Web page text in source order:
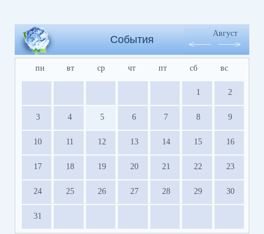
События
Август
пн вт ср чт пт сб вс
1 2
3 4 5 6 7 8 9
10 11 12 13 14 15 16
17 18 19 20 21 22 23
24 25 26 27 28 29 30
31